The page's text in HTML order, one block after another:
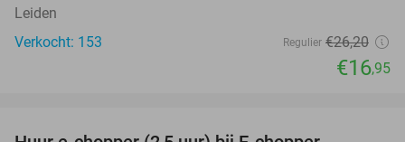
Leiden
Verkocht: 153
Regulier €26,20
€16,95